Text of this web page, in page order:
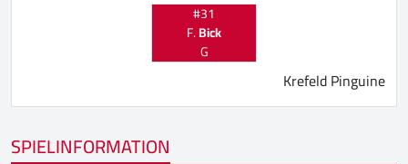
#31
F.Bick
G
Krefeld Pinguine
SPIELINFORMATION